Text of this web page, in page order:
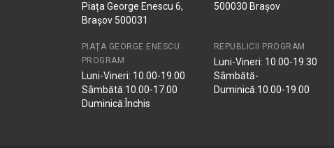
Piața George Enescu 6,
Brașov 500031
500030 Brașov
PIAȚA GEORGE ENESCU
PROGRAM
Luni-Vineri: 10.00-19.00
Sâmbătă:10.00-17.00
Duminică:Închis
REPUBLICII PROGRAM
Luni-Vineri: 10.00-19.30
Sâmbătă-
Duminică:10.00-19.00